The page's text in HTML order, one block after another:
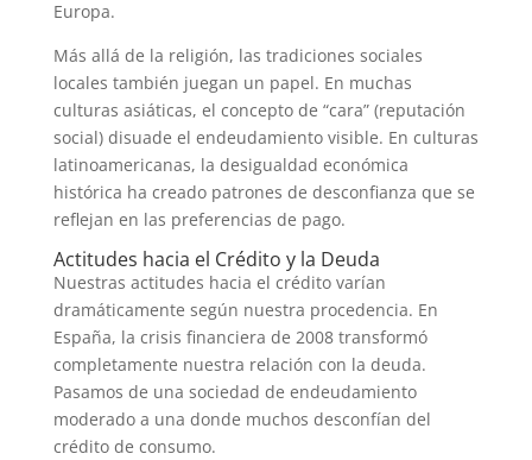
Europa.
Más allá de la religión, las tradiciones sociales
locales también juegan un papel. En muchas
culturas asiáticas, el concepto de “cara” (reputación
social) disuade el endeudamiento visible. En culturas
latinoamericanas, la desigualdad económica
histórica ha creado patrones de desconfianza que se
reflejan en las preferencias de pago.
Actitudes hacia el Crédito y la Deuda
Nuestras actitudes hacia el crédito varían
dramáticamente según nuestra procedencia. En
España, la crisis financiera de 2008 transformó
completamente nuestra relación con la deuda.
Pasamos de una sociedad de endeudamiento
moderado a una donde muchos desconfían del
crédito de consumo.